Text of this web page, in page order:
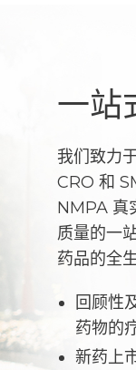
一站
我们致力
CRO 和
NMPA 真
质量的一
药品的全
回顾性
药物的
新药上